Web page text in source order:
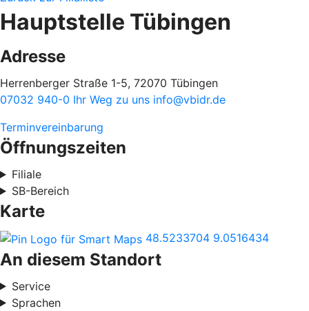
Hauptstelle Tübingen
Adresse
Herrenberger Straße 1-5, 72070 Tübingen
07032 940-0 Ihr Weg zu uns info@vbidr.de
Terminvereinbarung
Öffnungszeiten
Filiale
SB-Bereich
Karte
48.5233704 9.0516434
An diesem Standort
Service
Sprachen